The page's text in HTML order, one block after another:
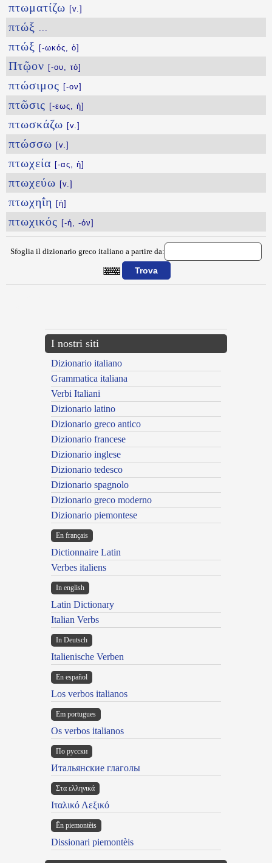
πτωματίζω [v.]
πτώξ ...
πτώξ [-ωκός, ὁ]
Πτῷον [-ου, τό]
πτώσιμος [-ον]
πτῶσις [-εως, ἡ]
πτωσκάζω [v.]
πτώσσω [v.]
πτωχεία [-ας, ἡ]
πτωχεύω [v.]
πτωχηΐη [ἡ]
πτωχικός [-ή, -όν]
Sfoglia il dizionario greco italiano a partire da:
I nostri siti
Dizionario italiano
Grammatica italiana
Verbi Italiani
Dizionario latino
Dizionario greco antico
Dizionario francese
Dizionario inglese
Dizionario tedesco
Dizionario spagnolo
Dizionario greco moderno
Dizionario piemontese
En français
Dictionnaire Latin
Verbes italiens
In english
Latin Dictionary
Italian Verbs
In Deutsch
Italienische Verben
En español
Los verbos italianos
Em portugues
Os verbos italianos
По русски
Итальянские глаголы
Στα ελληνικά
Ιταλικό Λεξικό
Ën piemontèis
Dissionari piemontèis